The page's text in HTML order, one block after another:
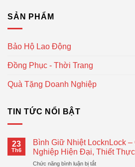
SẢN PHẨM
Bảo Hộ Lao Động
Đồng Phục - Thời Trang
Quà Tặng Doanh Nghiệp
TIN TỨC NỔI BẬT
23
Th6
Bình Giữ Nhiệt LocknLock –
Nghiệp Hiện Đại, Thiết Thực
Chức năng bình luận bị tắtở